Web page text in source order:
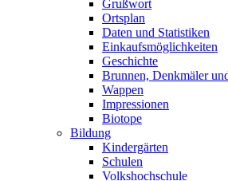
Grußwort
Ortsplan
Daten und Statistiken
Einkaufsmöglichkeiten
Geschichte
Brunnen, Denkmäler
Wappen
Impressionen
Biotope
Bildung
Kindergärten
Schulen
Volkshochschule